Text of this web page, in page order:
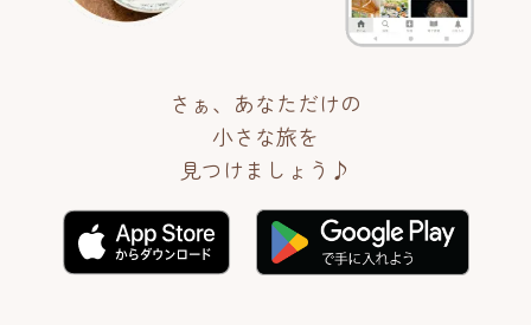
さぁ、あなただけの
小さな旅を
見つけましょう♪